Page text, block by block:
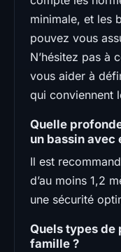
minimale, et les
pouvez vous
N’hésitez pas à
vous aider à
qui conviennent
Quelle
un bassin avec
Il est
d’au moins 1,2
une sécurité
Quels types
famille ?